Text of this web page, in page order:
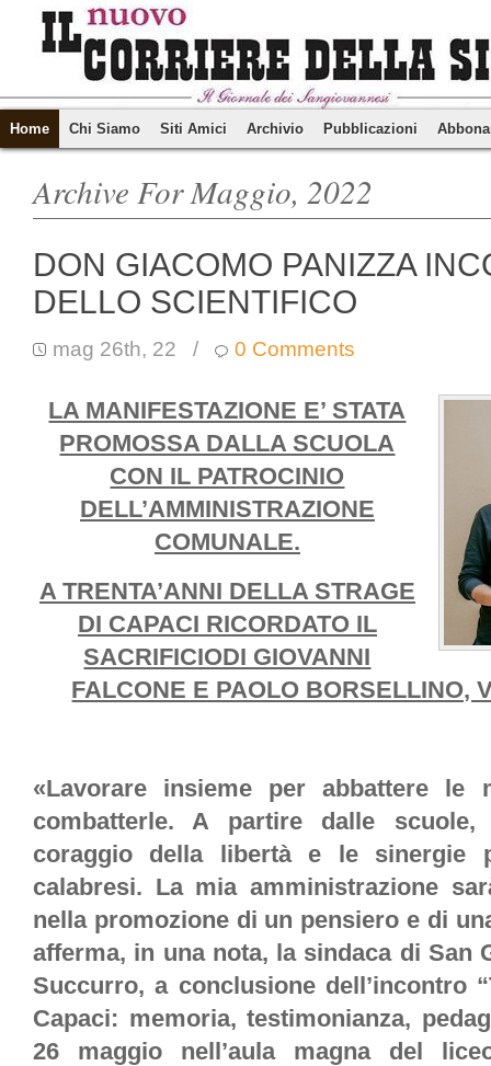
Home Chi Siamo Siti Amici Archivio Pubblicazioni
Archive For Maggio, 2022
DON GIACOMO PANIZZA
DELLO SCIENTIFICO
mag 26th, 22 / 0 Comments
LA MANIFESTAZIONE E’ STATA
PROMOSSA DALLA SCUOLA
CON IL PATROCINIO
DELL’AMMINISTRAZIONE
COMUNALE.
A TRENTA’ANNI DELLA STRAGE
DI CAPACI RICORDATO IL
SACRIFICIODI GIOVANNI
FALCONE E PAOLO BORSELLINO,
«Lavorare insieme per abbattere le
combatterle. A partire dalle
coraggio della libertà e le sinergie
calabresi. La mia amministrazione
nella promozione di un pensiero e di
afferma, in una nota, la sindaca di San
Succurro, a conclusione dell’incontro
Capaci: memoria, testimonianza,
26 maggio nell’aula magna del